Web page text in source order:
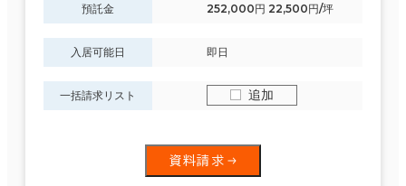
預託金 252,000円 22,500円/坪
入居可能日 即日
一括請求リスト 追加
資料請求
その他
制震・免震構造
駐車場設備あり
1フロア面積100坪以上